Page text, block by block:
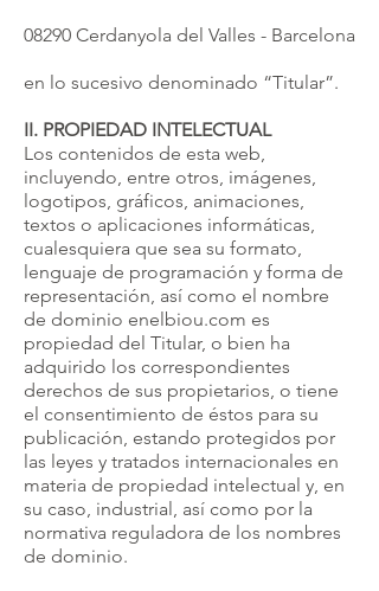
08290 Cerdanyola del Valles - Barcelona
en lo sucesivo denominado “Titular”.
II. PROPIEDAD INTELECTUAL
Los contenidos de esta web,
incluyendo, entre otros, imágenes,
logotipos, gráficos, animaciones,
textos o aplicaciones informáticas,
cualesquiera que sea su formato,
lenguaje de programación y forma de
representación, así como el nombre
de dominio enelbiou.com es
propiedad del Titular, o bien ha
adquirido los correspondientes
derechos de sus propietarios, o tiene
el consentimiento de éstos para su
publicación, estando protegidos por
las leyes y tratados internacionales en
materia de propiedad intelectual y, en
su caso, industrial, así como por la
normativa reguladora de los nombres
de dominio.